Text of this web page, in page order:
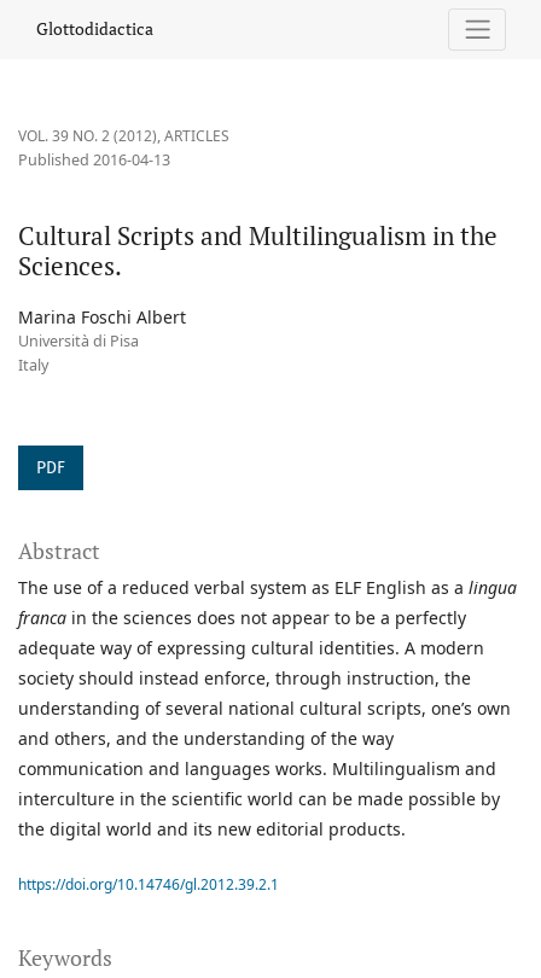
Glottodidactica
VOL. 39 NO. 2 (2012),ARTICLES
Cultural Scripts and Multilingualism in the
Sciences.
Published 2016-04-13
Marina Foschi Albert
Università di Pisa
Italy
PDF
Keywords
Abstract
The use of a reduced verbal system as ELF English as a lingua
franca in the sciences does not appear to be a perfectly
adequate way of expressing cultural identities. A modern
society should instead enforce, through instruction, the
understanding of several national cultural scripts, one’s own
and others, and the understanding of the way
communication and languages works. Multilingualism and
interculture in the scientific world can be made possible by
the digital world and its new editorial products.
https://doi.org/10.14746/gl.2012.39.2.1